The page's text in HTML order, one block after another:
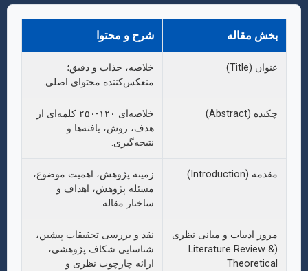
بخش مقاله شرح و محتوا
عنوان (Title)
خلاصه، جذاب و دقیق؛
منعکس‌کننده محتوای اصلی.
چکیده (Abstract)
خلاصه‌ای ۱۲۰-۲۵۰ کلمه‌ای از
هدف، روش، یافته‌ها و
نتیجه‌گیری.
مقدمه (Introduction)
زمینه پژوهش، اهمیت موضوع،
مسئله پژوهش، اهداف و
ساختار مقاله.
مرور ادبیات و مبانی نظری
(Literature Review &
Theoretical
نقد و بررسی تحقیقات پیشین،
شناسایی شکاف پژوهشی،
ارائه چارچوب نظری و